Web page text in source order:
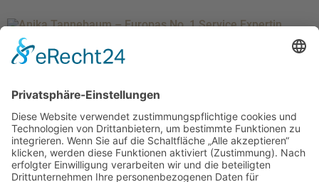
Expertin wieder die Moderation zu übernehmen – und
diesmal wird’s richtig spannend: Wir sprechen über KI im
Contact Center – konkret, ehrlich und mit Blick auf das, was
wirklich zählt. ? Thema: (KI) Call Center? 01. Juli 2025 | ?